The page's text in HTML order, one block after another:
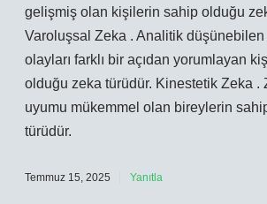
gelişmiş olan kişilerin sahip olduğu
Varoluşsal Zeka . Analitik
olayları farklı bir açıdan yorumlayan
olduğu zeka türüdür. Kinestetik Zeka .
uyumu mükemmel olan bireylerin
türüdür.
Temmuz 15, 2025 Yanıtla